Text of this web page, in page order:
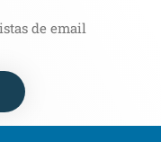
de email